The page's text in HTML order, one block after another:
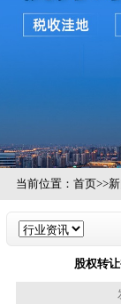
当前位置： 首页>>
股权转